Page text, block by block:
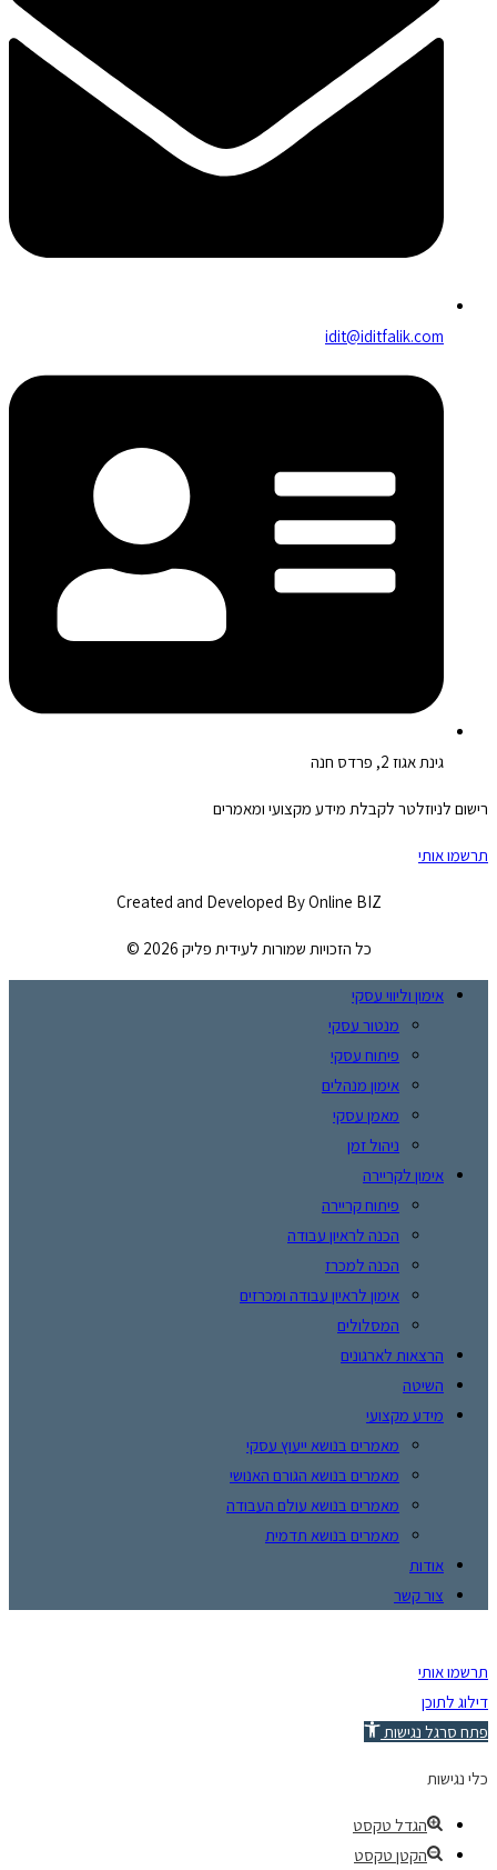
idit@iditfalik.com
גינת אגוז 2, פרדס חנה
רישום לניוזלטר לקבלת מידע מקצועי ומאמרים
תרשמו אותי
Created and Developed ByOnline BIZ
כל הזכויות שמורות לעידית פליק 2026 ©
אימון וליווי עסקי
מנטור עסקי
פיתוח עסקי
אימון מנהלים
מאמן עסקי
ניהול זמן
אימון לקריירה
פיתוח קריירה
הכנה לראיון עבודה
הכנה למכרז
אימון לראיון עבודה ומכרזים
המסלולים
הרצאות לארגונים
השיטה
מידע מקצועי
מאמרים בנושא ייעוץ עסקי
מאמרים בנושא הגורם האנושי
מאמרים בנושא עולם העבודה
מאמרים בנושא תדמית
אודות
צור קשר
תרשמו אותי
דילוג לתוכן
פתח סרגל נגישות
כלי נגישות
הגדל טקסט
הקטן טקסט